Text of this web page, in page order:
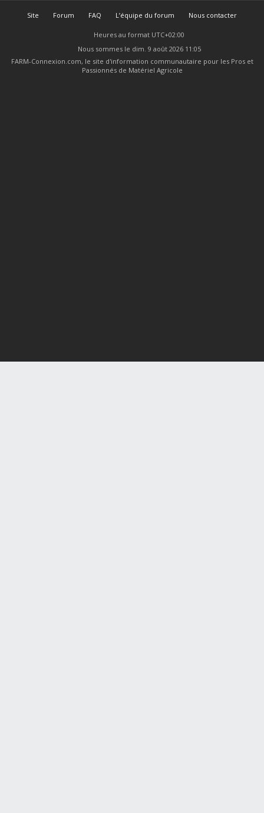
Site Forum FAQ L’équipe du forum Nous contacter
Heures au format UTC+02:00
Nous sommes le dim. 9 août 2026 11:05
FARM-Connexion.com, le site d'information communautaire pour les Pros et
Passionnés de Matériel Agricole